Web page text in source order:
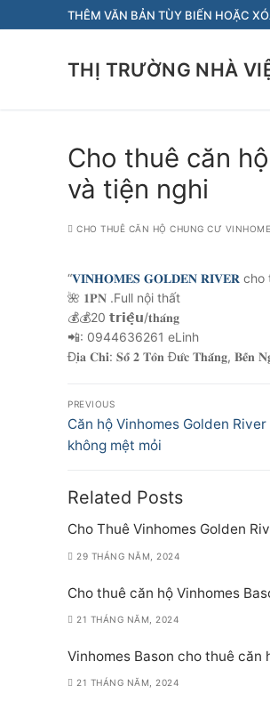
đến
THÊM VĂN BẢN TÙY BIẾN HOẶC
THỊ TRƯỜNG NHÀ
Cho thuê căn
và tiện nghi
CHO THUÊ CĂN HỘ CHUNG CƯ
“𝐕𝐈𝐍𝐇𝐎𝐌𝐄𝐒 𝐆𝐎𝐋𝐃𝐄𝐍 𝐑𝐈𝐕𝐄𝐑 cho
🌺 𝟏𝐏𝐍 .Full nội thất
💰💰20 𝘁𝗿𝗶𝗲̣̂𝘂/𝐭𝐡𝐚́𝐧𝐠
📲: 0944636261 eLinh
Đ𝐢̣𝐚 𝐂𝐡𝐢̉: 𝐒𝐨̂́ 𝟐 𝐓𝐨̂𝐧 Đ𝐮̛́𝐜 𝐓𝐡𝐚̆́𝐧𝐠, 𝐁𝐞̂́𝐧
Điều
hướng
bài
viết
PREVIOUS
Previous
post:
Căn hộ Vinhomes Golden
không mệt mỏi
Related Posts
Cho Thuê Vinhomes Golden
29 THÁNG NĂM, 2024
Cho thuê căn hộ Vinhomes
21 THÁNG NĂM, 2024
Vinhomes Bason cho thuê căn
21 THÁNG NĂM, 2024